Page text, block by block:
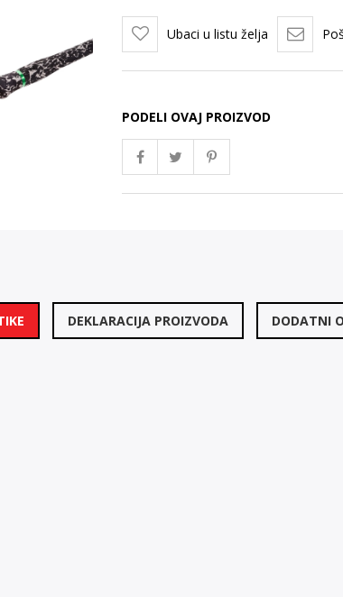
Ubaci u listu želja
PODELI OVAJ PROIZVOD
DEKLARACIJA PROIZVODA DODATNI